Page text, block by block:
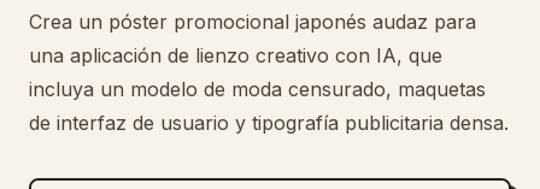
Prompts
Precios
Crea un póster promocional japonés audaz para
una aplicación de lienzo creativo con IA, que
incluya un modelo de moda censurado, maquetas
de interfaz de usuario y tipografía publicitaria densa.